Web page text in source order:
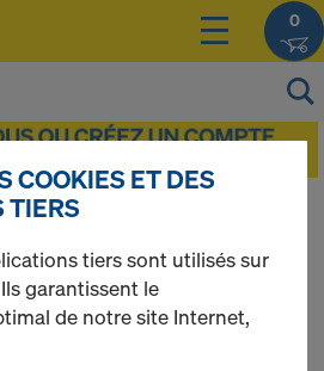
0
les prix de vos produits
de voiles
COOKIES ET DES
TIERS
tiers sont utilisés sur
garantissent le
de notre site Internet,